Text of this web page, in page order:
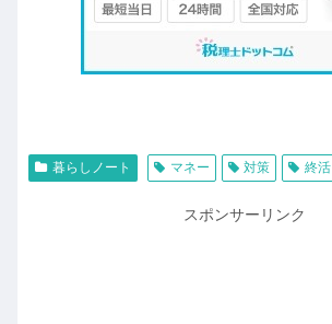
暮らしノート マネー 対策 終活
スポンサーリンク